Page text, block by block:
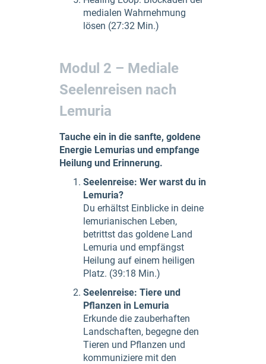
medialen Wahrnehmung
lösen (27:32 Min.)
Modul 2 – Mediale
Seelenreisen nach
Lemuria
Tauche ein in die sanfte, goldene
Energie Lemurias und empfange
Heilung und Erinnerung.
Seelenreise: Wer warst du in
Lemuria?
Du erhältst Einblicke in deine
lemurianischen Leben,
betrittst das goldene Land
Lemuria und empfängst
Heilung auf einem heiligen
Platz. (39:18 Min.)
Seelenreise: Tiere und
Pflanzen in Lemuria
Erkunde die zauberhaften
Landschaften, begegne den
Tieren und Pflanzen und
kommuniziere mit den